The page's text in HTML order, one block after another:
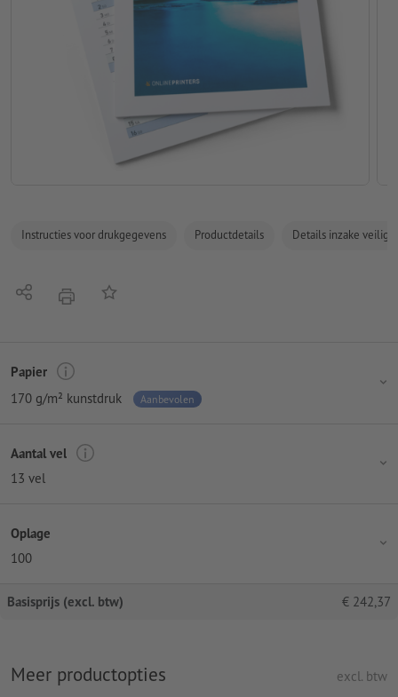
Instructies voor drukgegevens Productdetails Details inzake
Delen afdrukkenOp de lijst
Papier
170 g/m² kunstdruk
Aanbevolen
Aantal vel
13 vel
Oplage
100
Basisprijs (excl. btw) € 242,37
Meer productopties excl. btw